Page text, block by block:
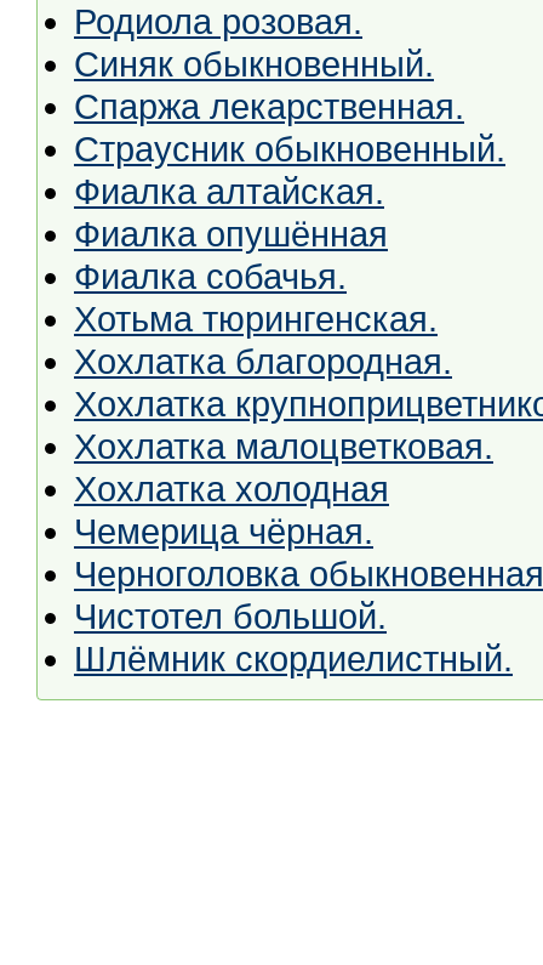
Родиола розовая.
Синяк обыкновенный.
Спаржа лекарственная.
Страусник обыкновенный.
Фиалка алтайская.
Фиалка опушённая
Фиалка собачья.
Хотьма тюрингенская.
Хохлатка благородная.
Хохлатка
Хохлатка малоцветковая.
Хохлатка холодная
Чемерица чёрная.
Черноголовка
Чистотел большой.
Шлёмник скордиелистный.